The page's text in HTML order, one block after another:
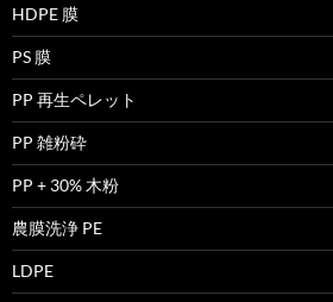
HDPE 膜
PS 膜
PP 再生ペレット
PP 雑粉砕
PP + 30% 木粉
農膜洗浄 PE
LDPE